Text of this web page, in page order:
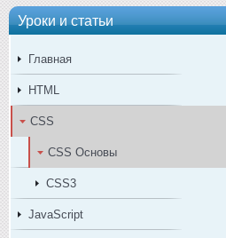
Уроки и статьи
Главная
HTML
CSS
CSS Основы
CSS3
JavaScript